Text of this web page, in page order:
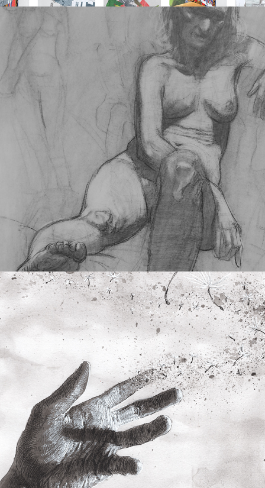
MODEL
PJ HARVEY - TO BRING  YOU
MY LOVE (COVER)